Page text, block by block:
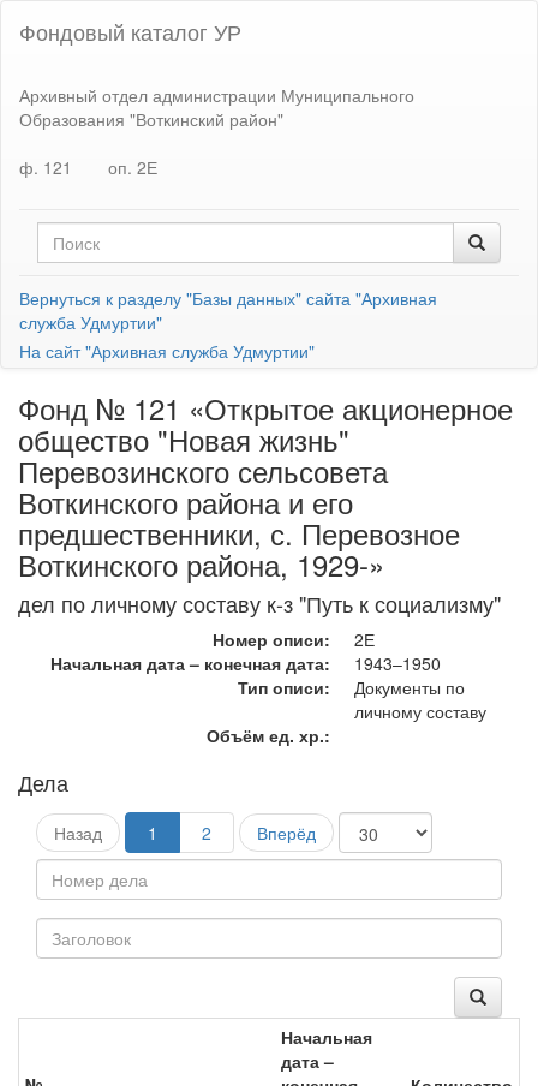
Фондовый каталог УР
Архивный отдел администрации Муниципального
Образования "Воткинский район"
ф. 121
оп. 2Е
Вернуться к разделу "Базы данных" сайта "Архивная
служба Удмуртии"
На сайт "Архивная служба Удмуртии"
Фонд № 121 «Открытое акционерное
общество "Новая жизнь"
Перевозинского сельсовета
Воткинского района и его
предшественники, с. Перевозное
Воткинского района, 1929-»
дел по личному составу к-з "Путь к социализму"
Номер описи:
2Е
Начальная дата – конечная дата:
1943–1950
Тип описи:
Документы по
личному составу
Объём ед. хр.:
Дела
Назад 1 2 Вперёд
Начальная
дата –